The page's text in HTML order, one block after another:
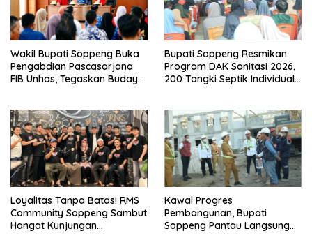
Wakil Bupati Soppeng Buka
Pengabdian Pascasarjana
FIB Unhas, Tegaskan Budaya
Bupati Soppeng Resmikan
Program DAK Sanitasi 2026,
200 Tangki Septik Individual
Loyalitas Tanpa Batas! RMS
Community Soppeng Sambut
Hangat Kunjungan
Kawal Progres
Pembangunan, Bupati
Soppeng Pantau Langsung